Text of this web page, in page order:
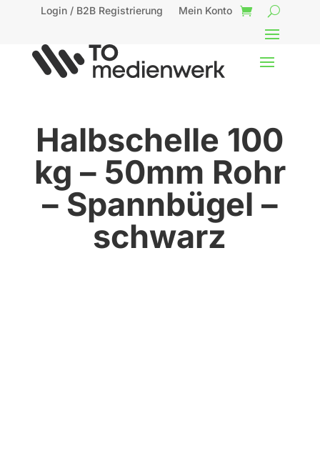
Login / B2B Registrierung Mein Konto
Halbschelle 100
kg – 50mm Rohr
– Spannbügel –
schwarz